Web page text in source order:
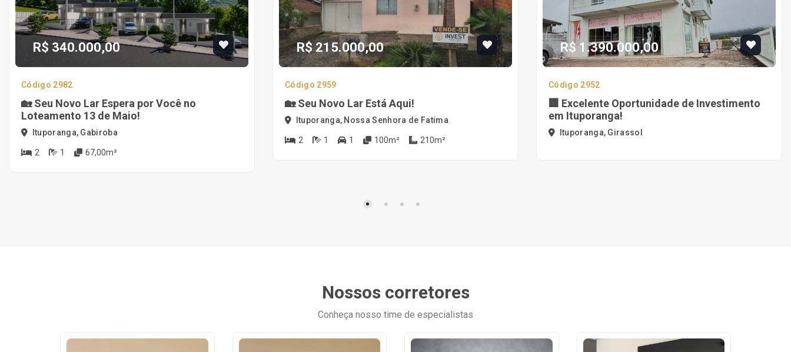
R$ 340.000,00
Código 2982
🏡 Seu Novo Lar Espera por Você no
Loteamento 13 de Maio!
Ituporanga, Gabiroba
2 1 67,00m²
R$ 215.000,00
Código 2959
🏡 Seu Novo Lar Está Aqui!
Ituporanga, Nossa Senhora de Fatima
2 1 1 100m² 210m²
R$ 1.390.000,00
Código 2952
🏢 Excelente Oportunidade de Investimento
em Ituporanga!
Ituporanga, Girassol
Nossos corretores
Conheça nosso time de especialistas